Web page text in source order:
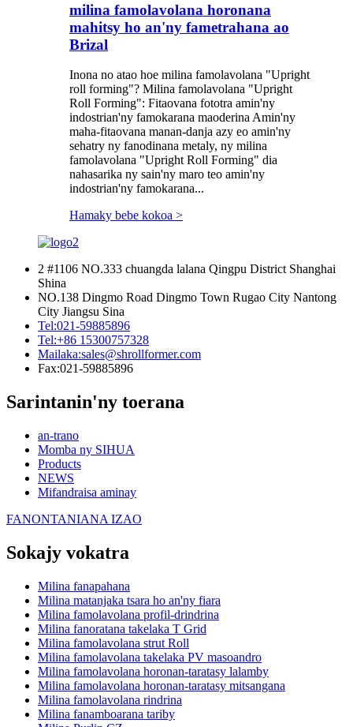
milina famolavolana horonana
mahitsy ho an'ny fametrahana ao
Brizal
Inona no atao hoe milina famolavolana "Upright
roll forming"? Milina famolavolana "Upright
Roll Forming": Fitaovana fototra amin'ny
indostrian'ny famokarana maoderina Amin'ny
maha-fitaovana manan-danja azy eo amin'ny
sehatry ny fanodinana metaly, ny milina
famolavolana "Upright Roll Forming" dia
nahasarika ny sain'ny maro teo amin'ny
indostrian'ny famokarana...
Hamaky bebe kokoa >
2 #1106 NO.333 chuangda lalana Qingpu District Shanghai
Shina
NO.138 Dingmo Road Dingmo Town Rugao City Nantong
City Jiangsu Sina
Tel:021-59885896
Tel:+86 15300757328
Mailaka:sales@shrollformer.com
Fax:021-59885896
Sarintanin'ny toerana
an-trano
Momba ny SIHUA
Products
NEWS
Mifandraisa aminay
FANONTANIANA IZAO
Sokajy vokatra
Milina fanapahana
Milina matanjaka tsara ho an'ny fiara
Milina famolavolana profil-drindrina
Milina fanoratana takelaka T Grid
Milina famolavolana strut Roll
Milina famolavolana takelaka PV masoandro
Milina famolavolana horonan-taratasy lalamby
Milina famolavolana horonan-taratasy mitsangana
Milina famolavolana rindrina
Milina fanamboarana tariby